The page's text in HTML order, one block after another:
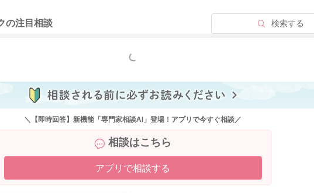
の注目相談 検索する
もっと見る
＼【即時回答】新機能「専門家相談AI」登場！アプリで今すぐ相談／
相談はこちら
アプリで相談する